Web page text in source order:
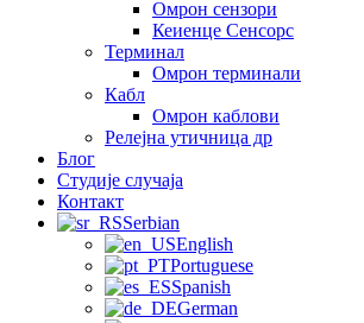
Омрон сензори
Кеиенце Сенсорс
Терминал
Омрон терминали
Кабл
Омрон каблови
Релејна утичница др
Блог
Студије случаја
Контакт
Serbian
English
Portuguese
Spanish
German